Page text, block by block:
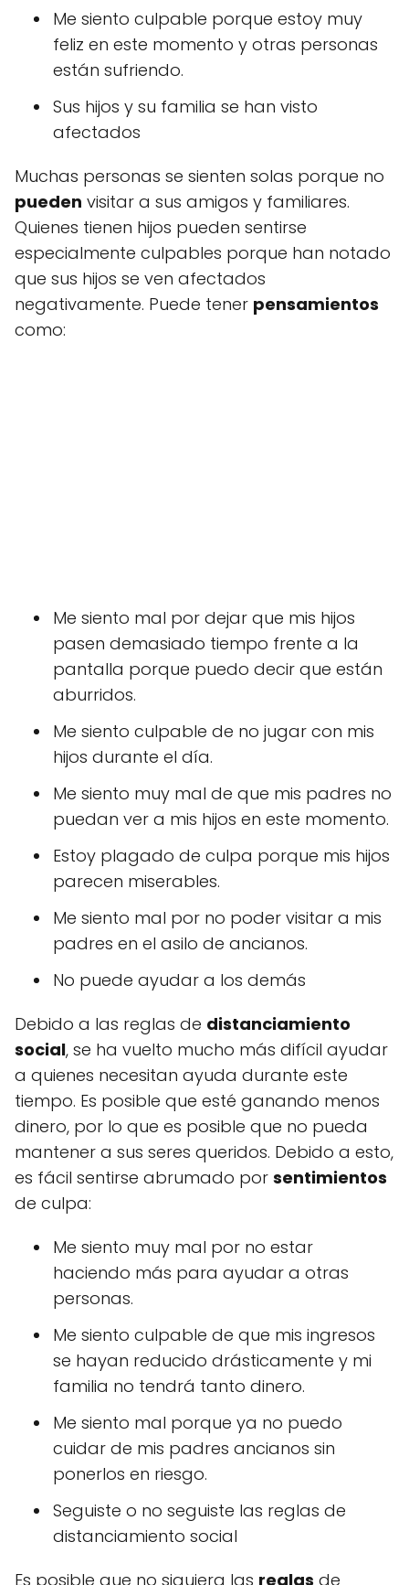
Me siento culpable porque estoy muy
feliz en este momento y otras personas
están sufriendo.
Sus hijos y su familia se han visto
afectados
Muchas personas se sienten solas porque no
pueden visitar a sus amigos y familiares.
Quienes tienen hijos pueden sentirse
especialmente culpables porque han notado
que sus hijos se ven afectados
negativamente. Puede tener pensamientos
como:
Me siento mal por dejar que mis hijos
pasen demasiado tiempo frente a la
pantalla porque puedo decir que están
aburridos.
Me siento culpable de no jugar con mis
hijos durante el día.
Me siento muy mal de que mis padres no
puedan ver a mis hijos en este momento.
Estoy plagado de culpa porque mis hijos
parecen miserables.
Me siento mal por no poder visitar a mis
padres en el asilo de ancianos.
No puede ayudar a los demás
Debido a las reglas de distanciamiento
social, se ha vuelto mucho más difícil ayudar
a quienes necesitan ayuda durante este
tiempo. Es posible que esté ganando menos
dinero, por lo que es posible que no pueda
mantener a sus seres queridos. Debido a esto,
es fácil sentirse abrumado por sentimientos
de culpa:
Me siento muy mal por no estar
haciendo más para ayudar a otras
personas.
Me siento culpable de que mis ingresos
se hayan reducido drásticamente y mi
familia no tendrá tanto dinero.
Me siento mal porque ya no puedo
cuidar de mis padres ancianos sin
ponerlos en riesgo.
Seguiste o no seguiste las reglas de
distanciamiento social
Es posible que no siguiera las reglas de